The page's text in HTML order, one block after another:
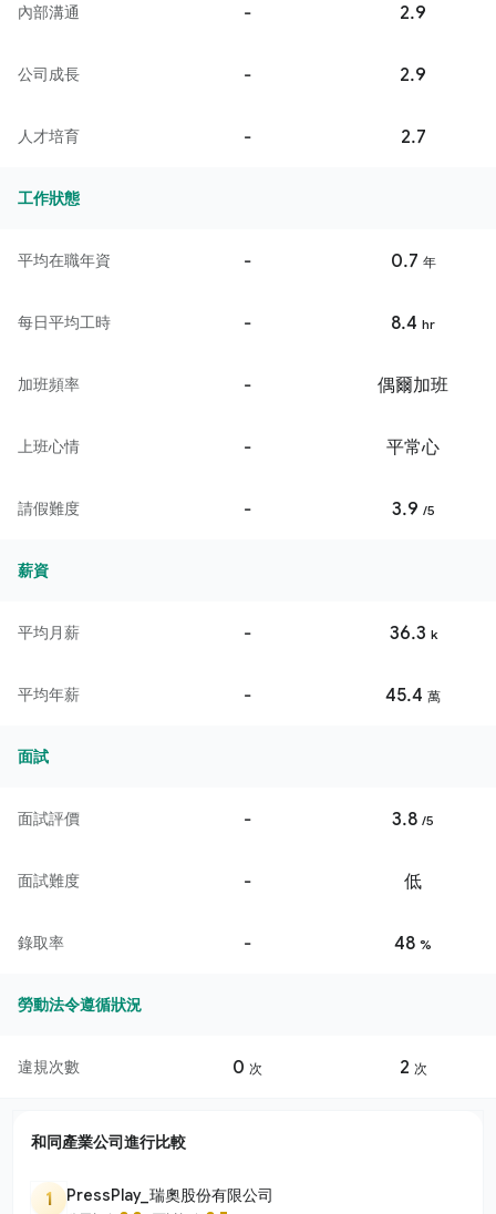
內部溝通 - 2.9
公司成長 - 2.9
人才培育 - 2.7
工作狀態
平均在職年資 - 0.7 年
每日平均工時 - 8.4 hr
加班頻率 - 偶爾加班
上班心情 - 平常心
請假難度 - 3.9 /5
薪資
平均月薪 - 36.3 k
平均年薪 - 45.4 萬
面試
面試評價 - 3.8 /5
面試難度 - 低
錄取率 - 48 %
勞動法令遵循狀況
違規次數 0 次 2 次
和同產業公司進行比較
1 PressPlay_瑞奧股份有限公司